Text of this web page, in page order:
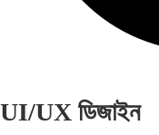
UI/UX ডিজাইন